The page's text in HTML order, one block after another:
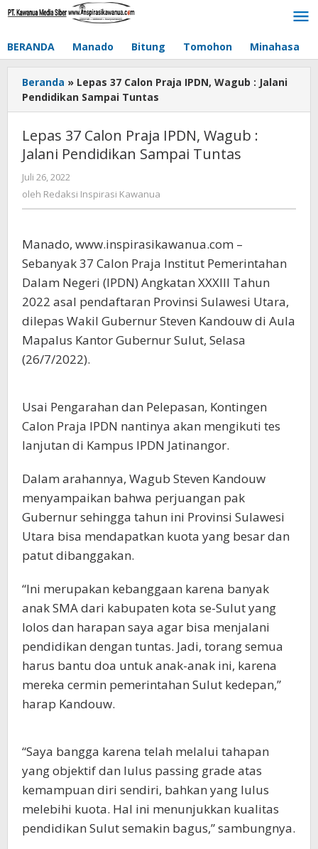
Lewati
BERANDA Manado Bitung Tomohon Minahasa
Beranda » Lepas 37 Calon Praja IPDN, Wagub : Jalani
Pendidikan Sampai Tuntas
Lepas 37 Calon Praja IPDN, Wagub :
Jalani Pendidikan Sampai Tuntas
Juli 26, 2022
Redaksi
Inspirasi
oleh Redaksi Inspirasi Kawanua
Manado, www.inspirasikawanua.com –
Sebanyak 37 Calon Praja Institut Pemerintahan
Dalam Negeri (IPDN) Angkatan XXXIII Tahun
2022 asal pendaftaran Provinsi Sulawesi Utara,
dilepas Wakil Gubernur Steven Kandouw di Aula
Mapalus Kantor Gubernur Sulut, Selasa
(26/7/2022).
Usai Pengarahan dan Pelepasan, Kontingen
Calon Praja IPDN nantinya akan mengikuti tes
lanjutan di Kampus IPDN Jatinangor.
Dalam arahannya, Wagub Steven Kandouw
menyampaikan bahwa perjuangan pak
Gubernur sehingga tahun ini Provinsi Sulawesi
Utara bisa mendapatkan kuota yang besar dan
patut dibanggakan.
“Ini merupakan kebanggaan karena banyak
anak SMA dari kabupaten kota se-Sulut yang
lolos dan harapan saya agar bisa menjalani
pendidikan dengan tuntas. Jadi, torang semua
harus bantu doa untuk anak-anak ini, karena
mereka cermin pemerintahan Sulut kedepan,”
harap Kandouw.
“Saya bangga karena telah melalui tahapan
yang objektif dan lulus passing grade atas
kemampuan diri sendiri, bahkan yang lulus
melebihi kuota. Hal ini menunjukkan kualitas
pendidikan Sulut semakin bagus,” sambungnya.